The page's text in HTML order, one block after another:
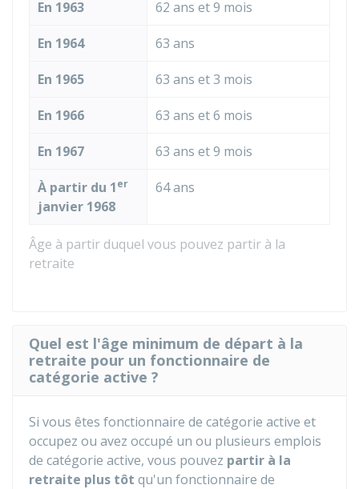
Âge à partir duquel vous pouvez partir à la
retraite
En 1963 62 ans et 9 mois
En 1964 63 ans
En 1965 63 ans et 3 mois
En 1966 63 ans et 6 mois
En 1967 63 ans et 9 mois
À partir du 1er
janvier 1968
64 ans
Quel est l'âge minimum de départ à la
retraite pour un fonctionnaire de
catégorie active ?
Si vous êtes fonctionnaire de catégorie active et
occupez ou avez occupé un ou plusieurs emplois
de catégorie active, vous pouvez partir à la
retraite plus tôt qu'un fonctionnaire de